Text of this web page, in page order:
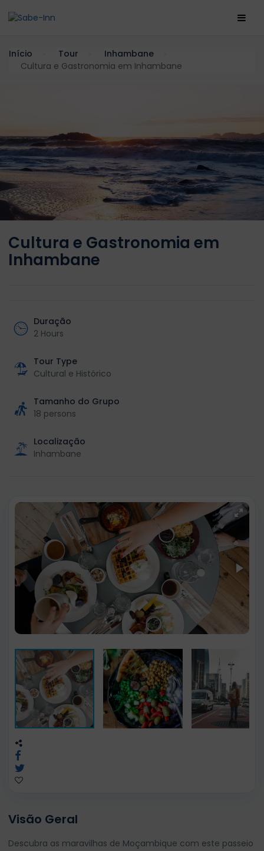
Início Tour
Inhambane
Cultura e Gastronomia em Inhambane
Cultura e Gastronomia em
Inhambane
Duração
2 Hours
Tour Type
Cultural e Histórico
Tamanho do Grupo
18 persons
Localização
Inhambane
Visão Geral
Descubra as maravilhas de Moçambique com este passeio